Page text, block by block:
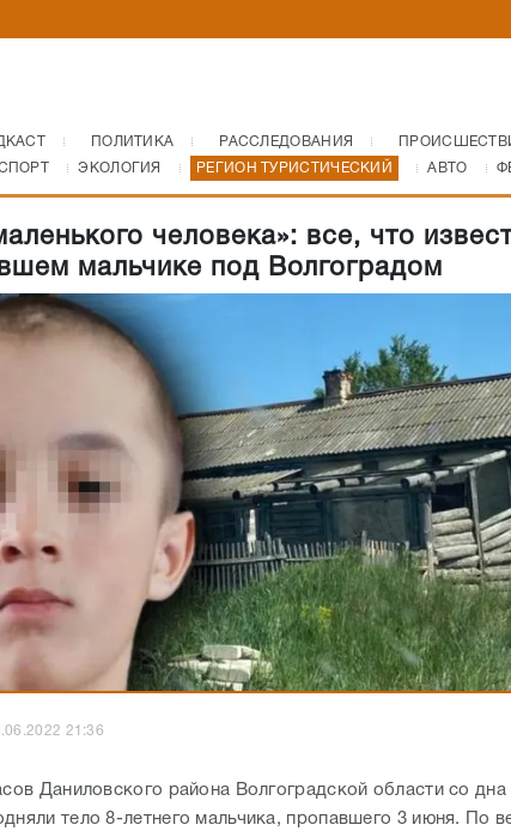
ПОЛИТИКА РАССЛЕДОВАНИЯ
ЭКОЛОГИЯ РЕГИОН ТУРИСТИЧЕСКИЙ АВТО
человека»: все, что
мальчике под Волгоградом
21:36
Даниловского района Волгоградской области со дна
тело 8-летнего мальчика, пропавшего 3 июня. По